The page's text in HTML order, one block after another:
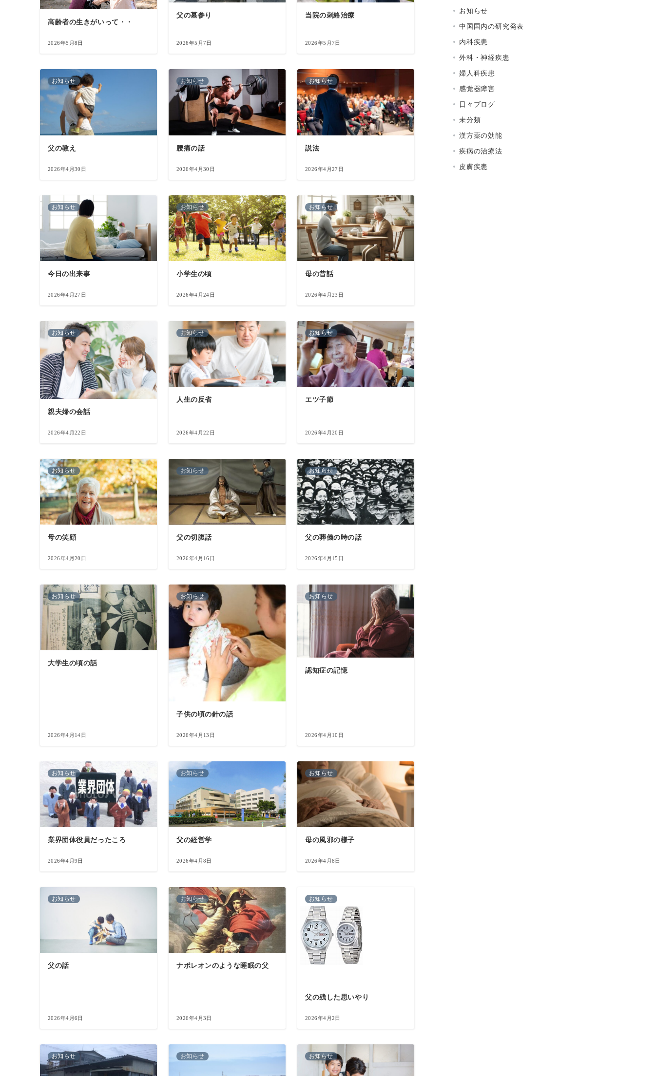
高齢者の生きがいって・・
2026年5月8日
父の墓参り
2026年5月7日
当院の刺絡治療
2026年5月7日
お知らせ
父の教え
2026年4月30日
お知らせ
腰痛の話
2026年4月30日
お知らせ
説法
2026年4月27日
お知らせ
今日の出来事
2026年4月27日
お知らせ
小学生の頃
2026年4月24日
お知らせ
母の昔話
2026年4月23日
お知らせ
親夫婦の会話
2026年4月22日
お知らせ
人生の反省
2026年4月22日
お知らせ
エツ子節
2026年4月20日
お知らせ
母の笑顔
2026年4月20日
お知らせ
父の切腹話
2026年4月16日
お知らせ
父の葬儀の時の話
2026年4月15日
お知らせ
大学生の頃の話
2026年4月14日
お知らせ
子供の頃の針の話
2026年4月13日
お知らせ
認知症の記憶
2026年4月10日
お知らせ
業界団体役員だったころ
2026年4月9日
お知らせ
父の経営学
2026年4月8日
お知らせ
母の風邪の様子
2026年4月8日
お知らせ
父の話
2026年4月6日
お知らせ
ナポレオンのような睡眠の父
2026年4月3日
お知らせ
父の残した思いやり
2026年4月2日
お知らせ お知らせ お知らせ
お知らせ
中国国内の研究発表
内科疾患
外科・神経疾患
婦人科疾患
感覚器障害
日々ブログ
未分類
漢方薬の効能
疾病の治療法
皮膚疾患